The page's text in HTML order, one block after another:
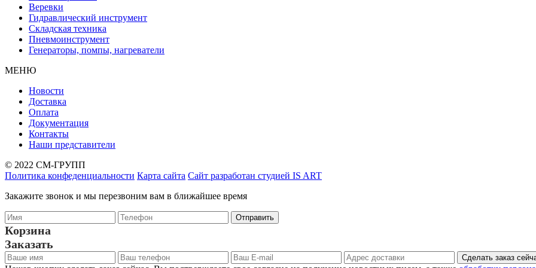
Веревки
Гидравлический инструмент
Складская техника
Пневмоинструмент
Генераторы, помпы, нагреватели
МЕНЮ
Новости
Доставка
Оплата
Документация
Контакты
Наши представители
© 2022 СМ-ГРУПП
Политика конфеденциальности Карта сайта Сайт разработан студией IS ART
Закажите звонок и мы перезвоним вам в ближайшее время
Корзина
Заказать
Сделать заказ